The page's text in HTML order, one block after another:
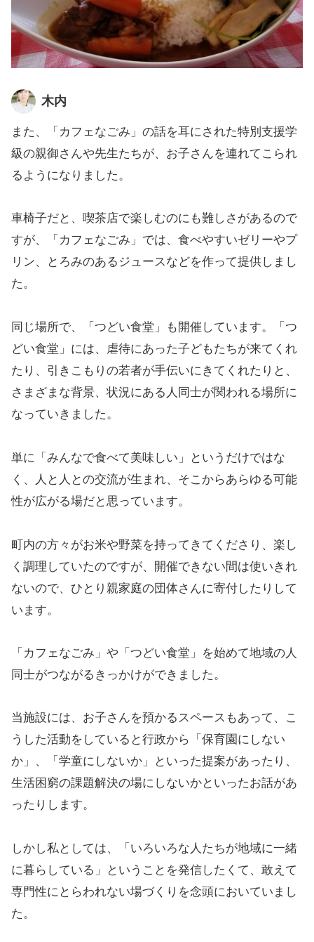
木内
また、「カフェなごみ」の話を耳にされた特別支援学
級の親御さんや先生たちが、お子さんを連れてこられ
るようになりました。
車椅子だと、喫茶店で楽しむのにも難しさがあるので
すが、「カフェなごみ」では、食べやすいゼリーやプ
リン、とろみのあるジュースなどを作って提供しまし
た。
同じ場所で、「つどい食堂」も開催しています。「つ
どい食堂」には、虐待にあった子どもたちが来てくれ
たり、引きこもりの若者が手伝いにきてくれたりと、
さまざまな背景、状況にある人同士が関われる場所に
なっていきました。
単に「みんなで食べて美味しい」というだけではな
く、人と人との交流が生まれ、そこからあらゆる可能
性が広がる場だと思っています。
町内の方々がお米や野菜を持ってきてくださり、楽し
く調理していたのですが、開催できない間は使いきれ
ないので、ひとり親家庭の団体さんに寄付したりして
います。
「カフェなごみ」や「つどい食堂」を始めて地域の人
同士がつながるきっかけができました。
当施設には、お子さんを預かるスペースもあって、こ
うした活動をしていると行政から「保育園にしない
か」、「学童にしないか」といった提案があったり、
生活困窮の課題解決の場にしないかといったお話があ
ったりします。
しかし私としては、「いろいろな人たちが地域に一緒
に暮らしている」ということを発信したくて、敢えて
専門性にとらわれない場づくりを念頭においていまし
た。